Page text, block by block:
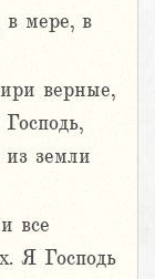
в мере, в
верные,
земли
все
Я Господь